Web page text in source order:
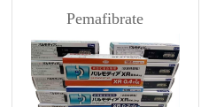
Pemafibrate